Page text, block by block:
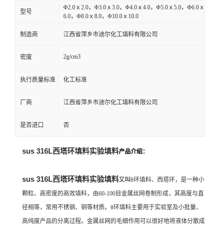
型号
Φ2.0ｘ2.0，Φ3.0ｘ3.0，Φ4.0ｘ4.0，Φ5.0ｘ5.0，Φ6.0ｘ
6.0，Φ8.0ｘ8.0，Φ10.0ｘ10.0
制造商 江西省萍乡市迪尔化工填料有限公司
密度 2g/cm3
执行质量标准 化工标准
厂商 江西省萍乡市迪尔化工填料有限公司
是否进口 否
sus 316L西塔环填料实验填料产品介绍：
sus 316L西塔环填料实验填料又叫θ环填料、西塔环，是一种小
颗粒、高密度的高效填料，由60-100目金属丝网卷制形成，其高度与直
径相等，常用不锈钢、铜等材质。θ环填料主要用于实验室及小批量、
高纯度产品的分离过程。金属丝网的毛细作用可以很好地将液体分散成